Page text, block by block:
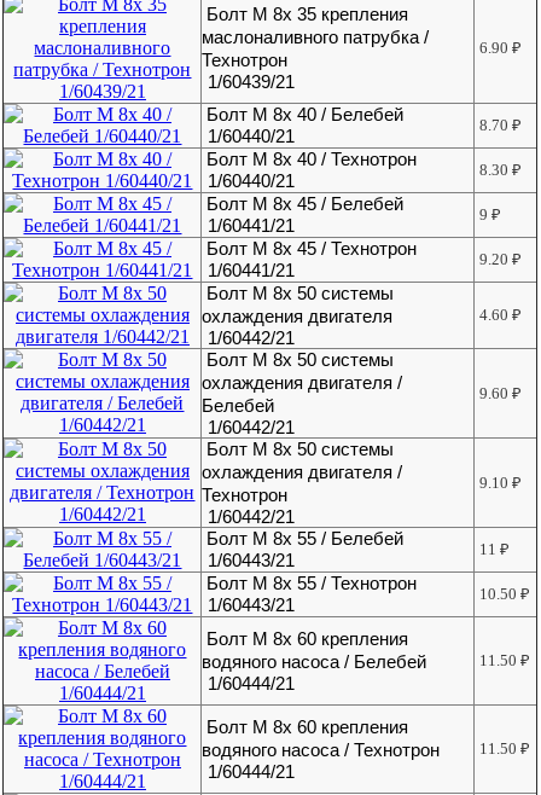
Болт М 8х 35 крепления
маслоналивного патрубка /
Технотрон
1/60439/21
6.90₽
Болт М 8х 40 / Белебей
1/60440/21
8.70₽
Болт М 8х 40 / Технотрон
1/60440/21
8.30₽
Болт М 8х 45 / Белебей
1/60441/21
9₽
Болт М 8х 45 / Технотрон
1/60441/21
9.20₽
Болт М 8х 50 системы
охлаждения двигателя
1/60442/21
4.60₽
Болт М 8х 50 системы
охлаждения двигателя /
Белебей
1/60442/21
9.60₽
Болт М 8х 50 системы
охлаждения двигателя /
Технотрон
1/60442/21
9.10₽
Болт М 8х 55 / Белебей
1/60443/21
11₽
Болт М 8х 55 / Технотрон
1/60443/21
10.50₽
Болт М 8х 60 крепления
водяного насоса / Белебей
1/60444/21
11.50₽
Болт М 8х 60 крепления
водяного насоса / Технотрон
1/60444/21
11.50₽